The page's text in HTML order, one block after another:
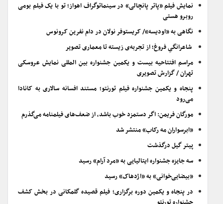
نمایش فیلم «پاتر پانچالی» در سینماتوگراف اهواز؛ تو با یک فیلم بومی
روبرو هستی
نگاهی به «اودیسه»/ کریستوفر نولان در دام نفرین کرونوس
شاعرانگیِ فروغ؛ از تجربه‌ی زیسته تا معماری تصویر
مراسم افتتاحیه بیست و یکمین جشنواره بین المللی نمایش عروسکی
تهران / گزارش تصویری
پنجاه و یکمین جشنواره فیلم تورنتو؛ مستند افسانه سالاری به کانادا
می‌رود
مورگان فریمن: اگر دستمزد خوب باشد، از ضعف‌های فیلمنامه می‌گذرم
«ابرسواران مه رکاب» منتشر شد
پیتر گیل درگذشت
سه جایزه جشنواره ایتالیایی به «مرد آرام» رسید
«بیضایی‌خوانی» به «اژدهاک» رسید
در پنجاه و یکمین دوره برگزاری؛ فیلم قصیده گلمکانی در بخش کشف